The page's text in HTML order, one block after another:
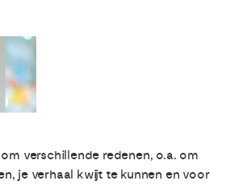
verschillende redenen, o.a. om
je verhaal kwijt te kunnen en voor